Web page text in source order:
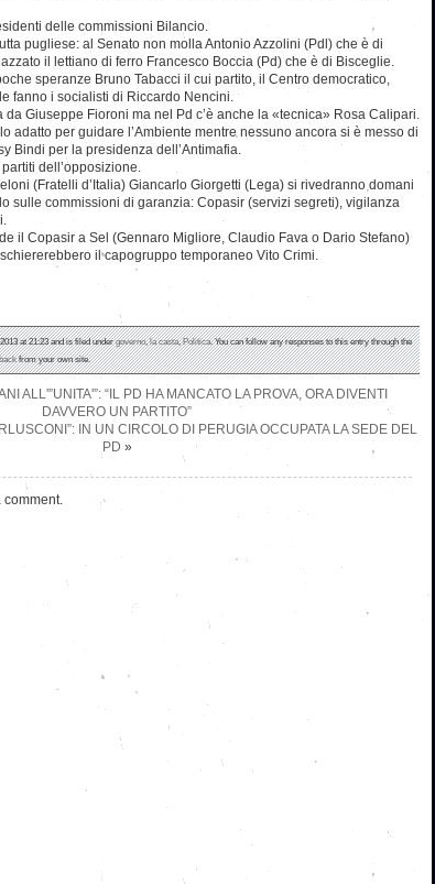
delle commissioni Bilancio.
pugliese: al Senato non molla Antonio Azzolini (Pdl) che è di
il lettiano di ferro Francesco Boccia (Pd) che è di Bisceglie.
speranze Bruno Tabacci il cui partito, il Centro democratico,
fanno i socialisti di Riccardo Nencini.
Giuseppe Fioroni ma nel Pd c’è anche la «tecnica» Rosa Calipari.
adatto per guidare l’Ambiente mentre nessuno ancora si è messo di
Bindi per la presidenza dell’Antimafia.
dell’opposizione.
(Fratelli d’Italia) Giancarlo Giorgetti (Lega) si rivedranno domani
sulle commissioni di garanzia: Copasir (servizi segreti), vigilanza
il Copasir a Sel (Gennaro Migliore, Claudio Fava o Dario Stefano)
il capogruppo temporaneo Vito Crimi.
at 21:23 and is filed undergoverno,la casta,Politica. You can follow any responses to this entry through the
from your own site.
ALL'”UNITA'”: “IL PD HA MANCATO LA PROVA, ORA DIVENTI
DAVVERO UN PARTITO”
IN UN CIRCOLO DI PERUGIA OCCUPATA LA SEDE DEL
PD »
comment.